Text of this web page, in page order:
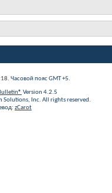
. Часовой пояс GMT +5.
Version 4.2.5
Inc. All rights reserved.
zCarot